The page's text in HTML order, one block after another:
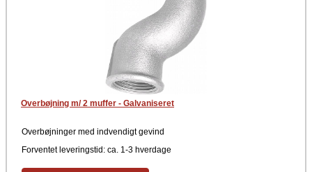
Overbøjning m/ 2 muffer - Galvaniseret
Overbøjninger med indvendigt gevind
Forventet leveringstid: ca. 1-3 hverdage